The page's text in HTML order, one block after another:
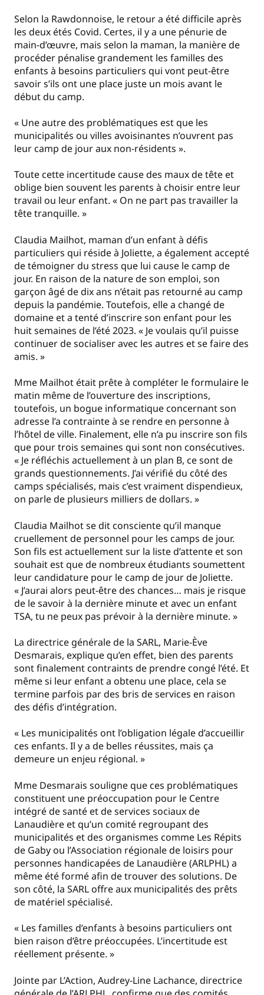
Selon la Rawdonnoise, le retour a été difficile après
les deux étés Covid. Certes, il y a une pénurie de
main-d’œuvre, mais selon la maman, la manière de
procéder pénalise grandement les familles des
enfants à besoins particuliers qui vont peut-être
savoir s’ils ont une place juste un mois avant le
début du camp.
« Une autre des problématiques est que les
municipalités ou villes avoisinantes n’ouvrent pas
leur camp de jour aux non-résidents ».
Toute cette incertitude cause des maux de tête et
oblige bien souvent les parents à choisir entre leur
travail ou leur enfant. « On ne part pas travailler la
tête tranquille. »
Claudia Mailhot, maman d’un enfant à défis
particuliers qui réside à Joliette, a également accepté
de témoigner du stress que lui cause le camp de
jour. En raison de la nature de son emploi, son
garçon âgé de dix ans n’était pas retourné au camp
depuis la pandémie. Toutefois, elle a changé de
domaine et a tenté d’inscrire son enfant pour les
huit semaines de l’été 2023. « Je voulais qu’il puisse
continuer de socialiser avec les autres et se faire des
amis. »
Mme Mailhot était prête à compléter le formulaire le
matin même de l’ouverture des inscriptions,
toutefois, un bogue informatique concernant son
adresse l’a contrainte à se rendre en personne à
l’hôtel de ville. Finalement, elle n’a pu inscrire son fils
que pour trois semaines qui sont non consécutives.
« Je réfléchis actuellement à un plan B, ce sont de
grands questionnements. J’ai vérifié du côté des
camps spécialisés, mais c’est vraiment dispendieux,
on parle de plusieurs milliers de dollars. »
Claudia Mailhot se dit consciente qu’il manque
cruellement de personnel pour les camps de jour.
Son fils est actuellement sur la liste d’attente et son
souhait est que de nombreux étudiants soumettent
leur candidature pour le camp de jour de Joliette.
« J’aurai alors peut-être des chances… mais je risque
de le savoir à la dernière minute et avec un enfant
TSA, tu ne peux pas prévoir à la dernière minute. »
La directrice générale de la SARL, Marie-Ève
Desmarais, explique qu’en effet, bien des parents
sont finalement contraints de prendre congé l’été. Et
même si leur enfant a obtenu une place, cela se
termine parfois par des bris de services en raison
des défis d’intégration.
« Les municipalités ont l’obligation légale d’accueillir
ces enfants. Il y a de belles réussites, mais ça
demeure un enjeu régional. »
Mme Desmarais souligne que ces problématiques
constituent une préoccupation pour le Centre
intégré de santé et de services sociaux de
Lanaudière et qu’un comité regroupant des
municipalités et des organismes comme Les Répits
de Gaby ou l’Association régionale de loisirs pour
personnes handicapées de Lanaudière (ARLPHL) a
même été formé afin de trouver des solutions. De
son côté, la SARL offre aux municipalités des prêts
de matériel spécialisé.
« Les familles d’enfants à besoins particuliers ont
bien raison d’être préoccupées. L’incertitude est
réellement présente. »
Jointe par L’Action, Audrey-Line Lachance, directrice